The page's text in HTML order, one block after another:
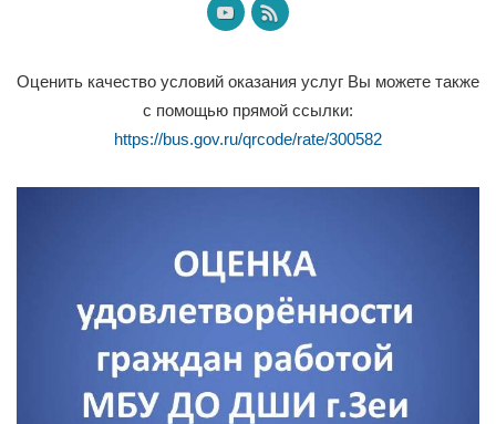
Оценить качество условий оказания услуг Вы можете также
с помощью прямой ссылки:
https://bus.gov.ru/qrcode/rate/300582